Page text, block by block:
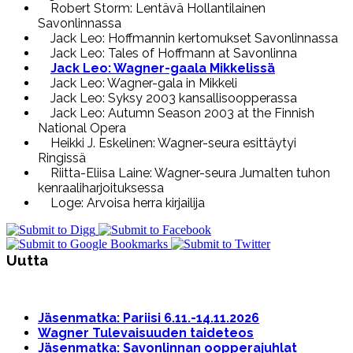
Robert Storm: Lentävä Hollantilainen
Savonlinnassa
Jack Leo: Hoffmannin kertomukset Savonlinnassa
Jack Leo: Tales of Hoffmann at Savonlinna
Jack Leo: Wagner-gaala Mikkelissä
Jack Leo: Wagner-gala in Mikkeli
Jack Leo: Syksy 2003 kansallisoopperassa
Jack Leo: Autumn Season 2003 at the Finnish
National Opera
Heikki J. Eskelinen: Wagner-seura esittäytyi
Ringissä
Riitta-Eliisa Laine: Wagner-seura Jumalten tuhon
kenraaliharjoituksessa
Loge: Arvoisa herra kirjailija
Uutta
Jäsenmatka: Pariisi 6.11.-14.11.2026
Wagner Tulevaisuuden taideteos
Jäsenmatka: Savonlinnan oopperajuhlat